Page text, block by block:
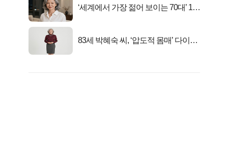
‘세계에서 가장 젊어 보이는 70대’ 1위
83세 박혜숙 씨, ‘압도적 몸매’ 다이어